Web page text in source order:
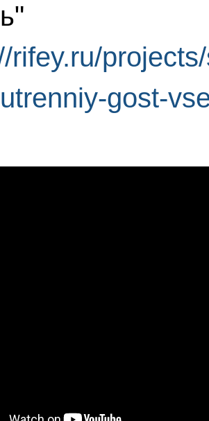
rifey.ru/
gost-